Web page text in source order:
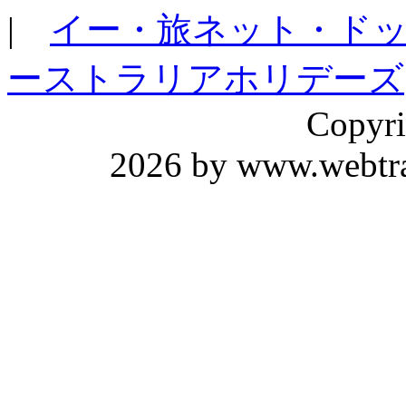
| イー・旅ネット・ド
ーストラリアホリデーズ
2026 by